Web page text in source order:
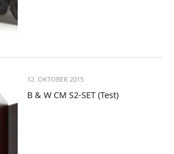
12. OKTOBER 2015
B & W CM S2-SET (Test)